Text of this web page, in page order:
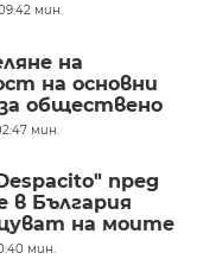
мин.
на
на основни
обществено
мин.
пред
в България
на моите
мин.